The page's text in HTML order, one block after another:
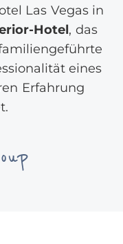
Las Vegas in
Hotel, das
eines
Erfahrung